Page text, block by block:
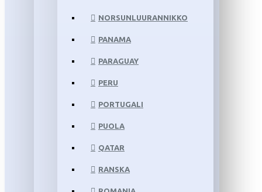
NORSUNLUURANNIKKO
PANAMA
PARAGUAY
PERU
PORTUGALI
PUOLA
QATAR
RANSKA